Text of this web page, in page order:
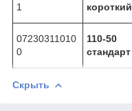
1
короткий
07230311010
0
110-50
стандарт
Скрыть